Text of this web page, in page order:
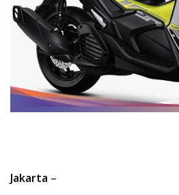
Jakarta –